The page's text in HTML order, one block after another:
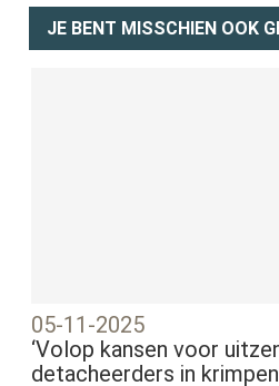
JE BENT MISSCHIEN OOK
05-11-2025
‘Volop kansen voor
detacheerders in